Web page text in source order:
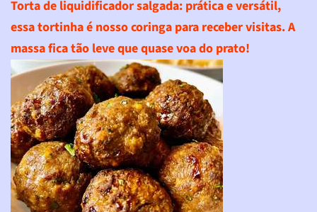
Torta de liquidificador salgada: prática e versátil,
essa tortinha é nosso coringa para receber visitas. A
massa fica tão leve que quase voa do prato!